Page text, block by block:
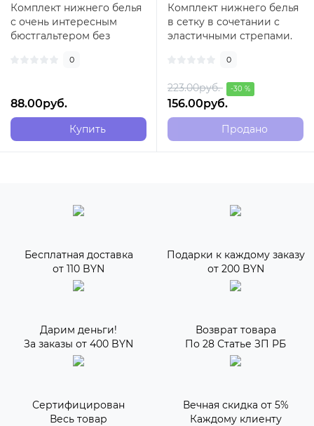
Комплект нижнего белья
с очень интересным
бюстгальтером без
высокой посадкой ..
0
88.00руб.
Купить
Комплект нижнего белья
в сетку в сочетании с
эластичными стрепами.
бренда Passion..
0
223.00руб. -30 %
156.00руб.
Продано
Бесплатная доставка
от 110 BYN
Подарки к каждому заказу
от 200 BYN
Дарим деньги!
За заказы от 400 BYN
Возврат товара
По 28 Статье ЗП РБ
Сертифицирован
Весь товар
Вечная скидка от 5%
Каждому клиенту